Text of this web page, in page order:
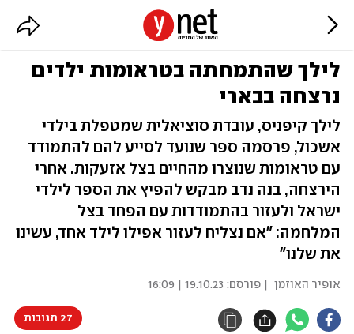
לילך שהתמחתה בטראומות ילדים
נרצחה בבארי
לילך קיפניס, עובדת סוציאלית שמטפלת בילדי
אשכול, פרסמה ספר שנועד לסייע להם להתמודד
עם טראומות שנוצרו מהחיים בצל אזעקות. אחרי
הירצחה, בנה נדב מבקש להפיץ את הספר לילדי
ישראל ולעזור בהתמודדות עם הפחד בצל
המלחמה: "אם נצליח לעזור אפילו לילד אחד, עשינו
את שלנו"
אופיר האוזמן | פורסם: 19.10.23 | 16:09
27 תגובות